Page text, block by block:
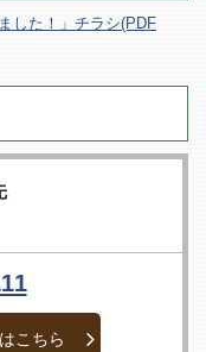
した！」チラシ(PDF
こちら